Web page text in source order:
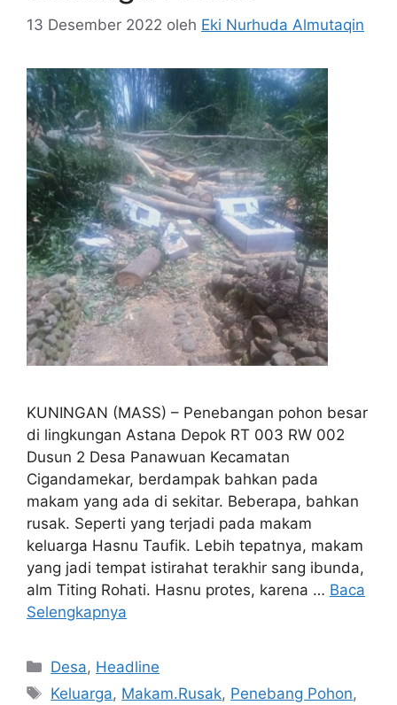
13 Desember 2022 oleh Eki Nurhuda Almutaqin
KUNINGAN (MASS) – Penebangan pohon besar
di lingkungan Astana Depok RT 003 RW 002
Dusun 2 Desa Panawuan Kecamatan
Cigandamekar, berdampak bahkan pada
makam yang ada di sekitar. Beberapa, bahkan
rusak. Seperti yang terjadi pada makam
keluarga Hasnu Taufik. Lebih tepatnya, makam
yang jadi tempat istirahat terakhir sang ibunda,
alm Titing Rohati. Hasnu protes, karena … Baca
Selengkapnya
Kategori
Desa, Headline
Tag
Keluarga, Makam.Rusak, Penebang Pohon,